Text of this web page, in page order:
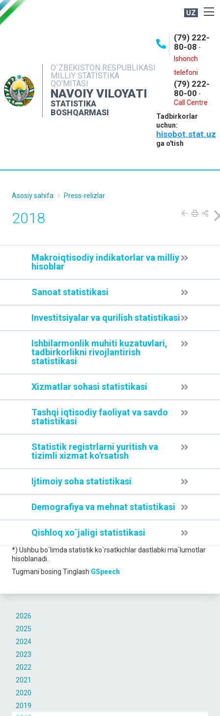
UZ
O`ZBEKISTON RESPUBLIKASI
MILLIY STATISTIKA
QO‘MITASI
NAVOIY VILOYATI
STATISTIKA
BOSHQARMASI
(79) 222-
80-08 -
Ishonch
telefoni
(79) 222-
80-00 -
Call Centre
Tadbirkorlar
uchun:
hisobot.stat.uz
ga o'tish
OCHIQ MA'LUMOTLAR
INTERAKTIV XIZMATLAR
MUROJAATLAR
2026
2025
2024
2023
2022
2021
2020
2019
Asosiy sahifa Press-relizlar
2018
Makroiqtisodiy indikatorlar va milliy
hisoblar
Sanoat statistikasi
Investitsiyalar va qurilish statistikasi
Ishbilarmonlik muhiti kuzatuvlari,
tadbirkorlikni rivojlantirish
statistikasi
Xizmatlar sohasi statistikasi
Tashqi iqtisodiy faoliyat va savdo
statistikasi
Statistik registrlarni yuritish va
tizimli xizmat ko'rsatish
Ijtimoiy soha statistikasi
Demografiya va mehnat statistikasi
Qishloq xo`jaligi statistikasi
*) Ushbu bo`limda statistik ko`rsatkichlar dastlabki ma`lumotlar
hisoblanadi.
Tugmani bosing Tinglash GSpeech